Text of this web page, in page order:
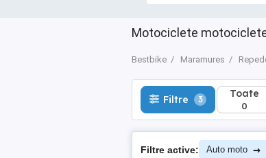
Motociclete
Bestbike Maramures
Filtre 3 Toate
0
Filtre active: Auto moto →